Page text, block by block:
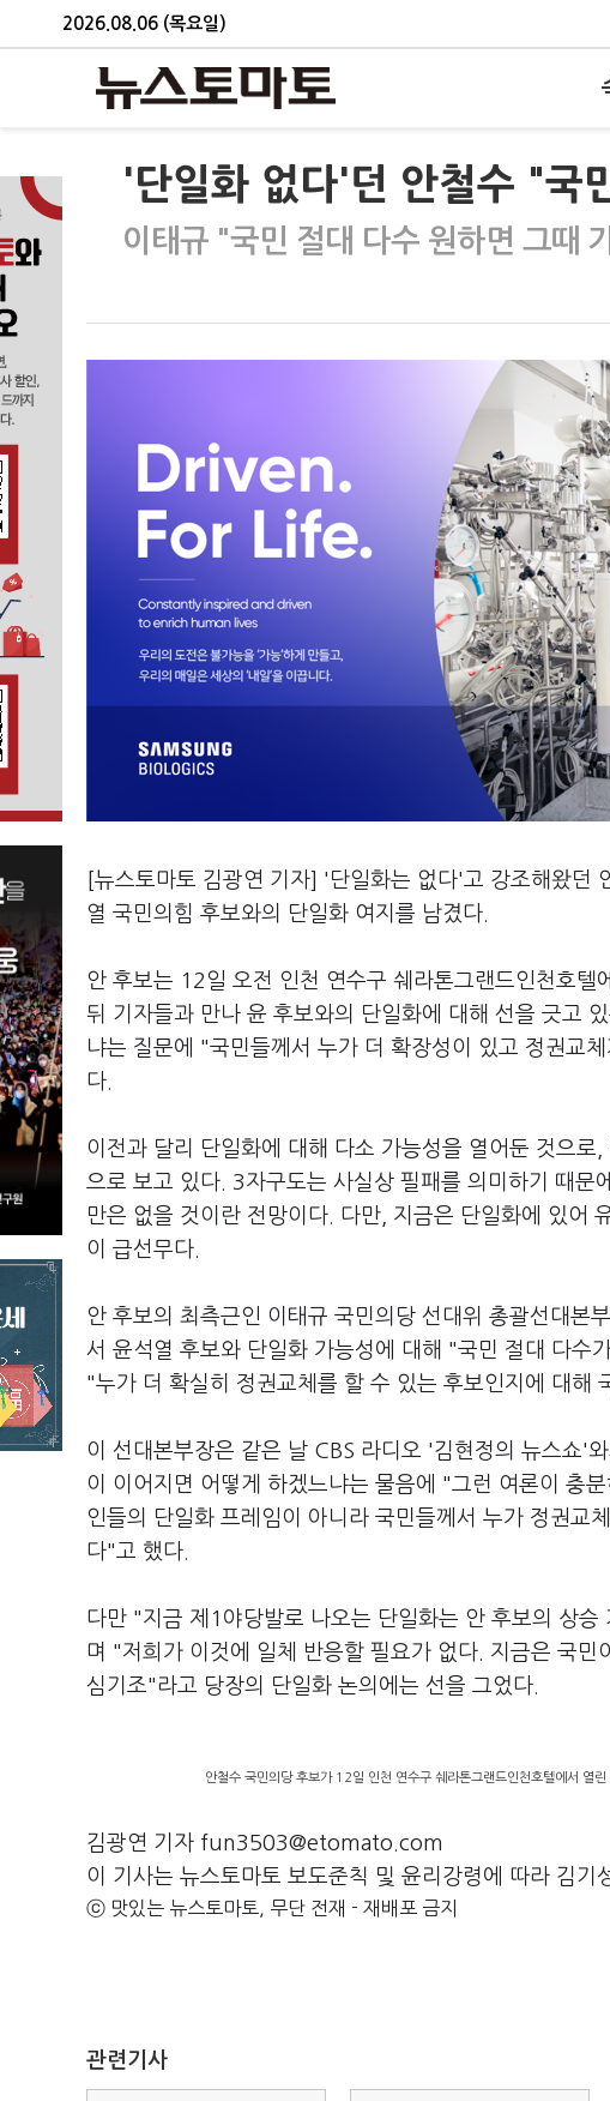
2026.08.06 (목요일)
'단일화 없다'던 안철수 "국
이태규 "국민 절대 다수 원하면 그때
[뉴스토마토 김광연 기자] '단일화는 없다'고 강조해왔던
열 국민의힘 후보와의 단일화 여지를 남겼다.
안 후보는 12일 오전 인천 연수구 쉐라톤그랜드인천호
뒤 기자들과 만나 윤 후보와의 단일화에 대해 선을 긋고
냐는 질문에 "국민들께서 누가 더 확장성이 있고 정권교
다.
이전과 달리 단일화에 대해 다소 가능성을 열어둔 것으
으로 보고 있다. 3자구도는 사실상 필패를 의미하기 때문
만은 없을 것이란 전망이다. 다만, 지금은 단일화에 있어
이 급선무다.
안 후보의 최측근인 이태규 국민의당 선대위 총괄선대본
서 윤석열 후보와 단일화 가능성에 대해 "국민 절대 다수
"누가 더 확실히 정권교체를 할 수 있는 후보인지에 대해
이 선대본부장은 같은 날 CBS 라디오 '김현정의 뉴스쇼'
이 이어지면 어떻게 하겠느냐는 물음에 "그런 여론이 충
인들의 단일화 프레임이 아니라 국민들께서 누가 정권교
다"고 했다.
다만 "지금 제1야당발로 나오는 단일화는 안 후보의 상
며 "저희가 이것에 일체 반응할 필요가 없다. 지금은 국
심기조"라고 당장의 단일화 논의에는 선을 그었다.
안철수 국민의당 후보가 12일 인천 연수구 쉐라톤그랜드인천호텔에서 열
김광연 기자 fun3503@etomato.com
이 기사는 뉴스토마토 보도준칙 및 윤리강령에 따라 김기
ⓒ 맛있는 뉴스토마토, 무단 전재 - 재배포 금지
관련기사